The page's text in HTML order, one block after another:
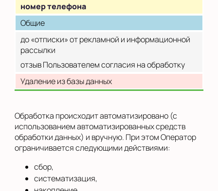
номер телефона
Общие
до «отписки» от рекламной и информационной
рассылки
отзыв Пользователем согласия на обработку
Удаление из базы данных
Обработка происходит автоматизировано (с
использованием автоматизированных средств
обработки данных) и вручную. При этом Оператор
ограничивается следующими действиями:
сбор,
систематизация,